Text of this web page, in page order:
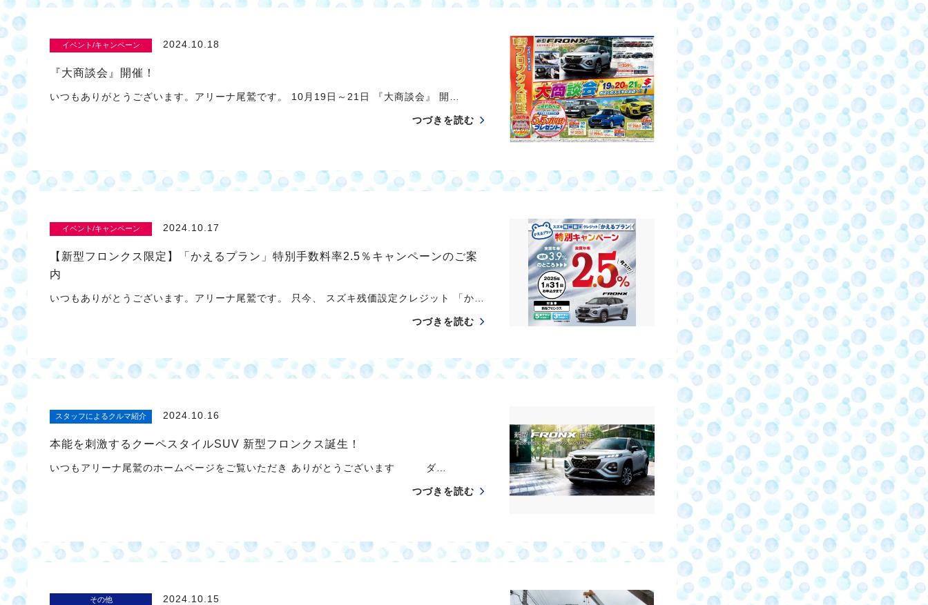
イベント/キャンペーン 2024.10.18
『大商談会』開催！
いつもありがとうございます。アリーナ尾鷲です。 10月19日～21日 『大商談会』 開…
つづきを読む
イベント/キャンペーン 2024.10.17
【新型フロンクス限定】「かえるプラン」特別手数料率2.5％キャンペーンのご案
内
いつもありがとうございます。アリーナ尾鷲です。 只今、 スズキ残価設定クレジット 「か…
つづきを読む
スタッフによるクルマ紹介 2024.10.16
本能を刺激するクーペスタイルSUV 新型フロンクス誕生！
いつもアリーナ尾鷲のホームページをご覧いただき ありがとうございます ダ…
つづきを読む
その他 2024.10.15